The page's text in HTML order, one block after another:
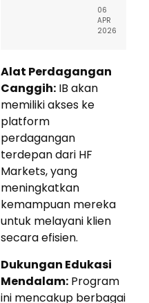
06
APR
2026
Alat Perdagangan
Canggih: IB akan
memiliki akses ke
platform
perdagangan
terdepan dari HF
Markets, yang
meningkatkan
kemampuan mereka
untuk melayani klien
secara efisien.
Dukungan Edukasi
Mendalam: Program
ini mencakup berbagai